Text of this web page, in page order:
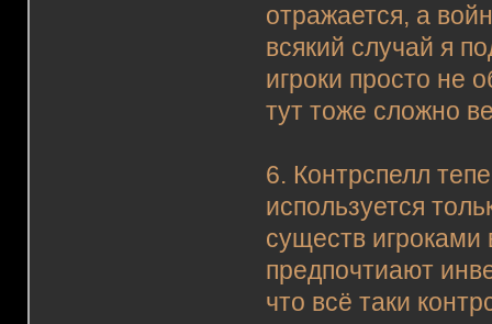
отражается, а
всякий случай я
игроки просто не
тут тоже сложно
6. Контрспелл
используется
существ
предпочтиают
что всё таки